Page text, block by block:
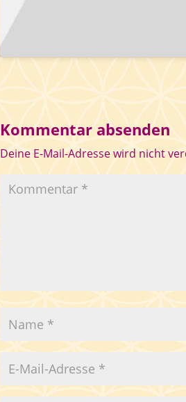
Kommentar absenden
Deine E-Mail-Adresse wird nicht